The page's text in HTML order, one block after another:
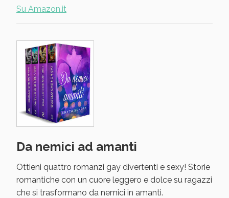
Su Amazon.it
Da nemici ad amanti
Ottieni quattro romanzi gay divertenti e sexy! Storie
romantiche con un cuore leggero e dolce su ragazzi
che si trasformano da nemici in amanti.